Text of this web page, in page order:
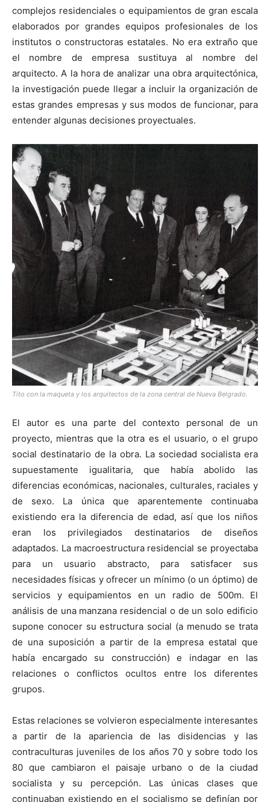
complejos residenciales o equipamientos de gran escala
elaborados por grandes equipos profesionales de los
institutos o constructoras estatales. No era extraño que
el nombre de empresa sustituya al nombre del
arquitecto. A la hora de analizar una obra arquitectónica,
la investigación puede llegar a incluir la organización de
estas grandes empresas y sus modos de funcionar, para
entender algunas decisiones proyectuales.
Tito con la maqueta y los arquitectos de la zona central de Nueva Belgrado.
El autor es una parte del contexto personal de un
proyecto, mientras que la otra es el usuario, o el grupo
social destinatario de la obra. La sociedad socialista era
supuestamente igualitaria, que había abolido las
diferencias económicas, nacionales, culturales, raciales y
de sexo. La única que aparentemente continuaba
existiendo era la diferencia de edad, así que los niños
eran los privilegiados destinatarios de diseños
adaptados. La macroestructura residencial se proyectaba
para un usuario abstracto, para satisfacer sus
necesidades físicas y ofrecer un mínimo (o un óptimo) de
servicios y equipamientos en un radio de 500m. El
análisis de una manzana residencial o de un solo edificio
supone conocer su estructura social (a menudo se trata
de una suposición a partir de la empresa estatal que
había encargado su construcción) e indagar en las
relaciones o conflictos ocultos entre los diferentes
grupos.
Estas relaciones se volvieron especialmente interesantes
a partir de la apariencia de las disidencias y las
contraculturas juveniles de los años 70 y sobre todo los
80 que cambiaron el paisaje urbano o de la ciudad
socialista y su percepción. Las únicas clases que
continuaban existiendo en el socialismo se definían por